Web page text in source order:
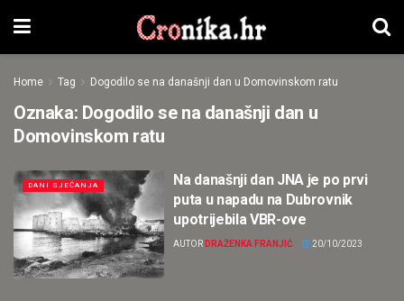
Home Tag Dogodilo se na današnji dan u Domovinskom ratu
Oznaka: Dogodilo se na današnji dan u
Domovinskom ratu
DANI SJEĆANJA
Na današnji dan JNA je po prvi
puta u napadu na Dubrovnik
upotrijebila VBR-ove
AUTOR DRAŽENKA FRANJIĆ 20/10/2023